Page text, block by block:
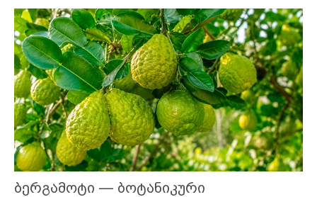
ბერგამოტი — ბოტანიკური